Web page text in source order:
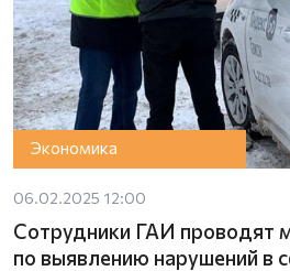
Экономика
06.02.2025 12:00
Сотрудники ГАИ проводят
по выявлению нарушений в